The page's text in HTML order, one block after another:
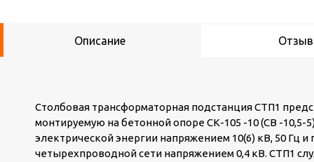
Описание
Столбовая трансформаторная подстанция СТП1
монтируемую на бетонной опоре СК-105 -10 (СВ -10,5-
электрической энергии напряжением 10(6) кВ, 50 Гц
четырехпроводной сети напряжением 0,4 кВ. СТП1